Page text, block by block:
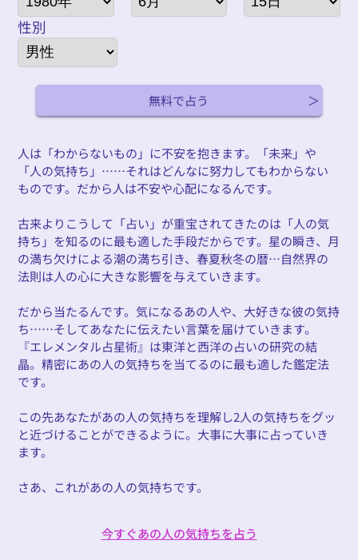
性別
無料で占う
人は「わからないもの」に不安を抱きます。「未来」や
「人の気持ち」……それはどんなに努力してもわからない
ものです。だから人は不安や心配になるんです。
古来よりこうして「占い」が重宝されてきたのは「人の気
持ち」を知るのに最も適した手段だからです。星の瞬き、月
の満ち欠けによる潮の満ち引き、春夏秋冬の暦…自然界の
法則は人の心に大きな影響を与えていきます。
だから当たるんです。気になるあの人や、大好きな彼の気持
ち……そしてあなたに伝えたい言葉を届けていきます。
『エレメンタル占星術』は東洋と西洋の占いの研究の結
晶。精密にあの人の気持ちを当てるのに最も適した鑑定法
です。
この先あなたがあの人の気持ちを理解し2人の気持ちをグッ
と近づけることができるように。大事に大事に占っていき
ます。
さあ、これがあの人の気持ちです。
今すぐあの人の気持ちを占う
今すぐあの人の気持ちを占う